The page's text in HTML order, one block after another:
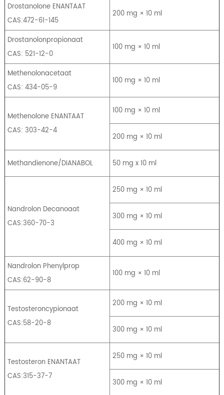
Drostanolone ENANTAAT
CAS:472-61-145
200 mg × 10 ml
Drostanolonpropionaat
CAS: 521-12-0
100 mg × 10 ml
Methenolonacetaat
CAS: 434-05-9
100 mg × 10 ml
Methenolone ENANTAAT
CAS: 303-42-4
100 mg × 10 ml
200 mg × 10 ml
Methandienone/DIANABOL 50 mg x 10 ml
Nandrolon Decanoaat
CAS:360-70-3
250 mg × 10 ml
300 mg × 10 ml
400 mg × 10 ml
Nandrolon Phenylprop
CAS:62-90-8
100 mg × 10 ml
Testosteroncypionaat
CAS:58-20-8
200 mg × 10 ml
300 mg × 10 ml
Testosteron ENANTAAT
CAS:315-37-7
250 mg × 10 ml
300 mg × 10 ml